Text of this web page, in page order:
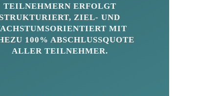
TEILNEHMERN ERFOLGT
ZIEL- UND
MIT
100% ABSCHLUSSQUOTE
ALLER TEILNEHMER.